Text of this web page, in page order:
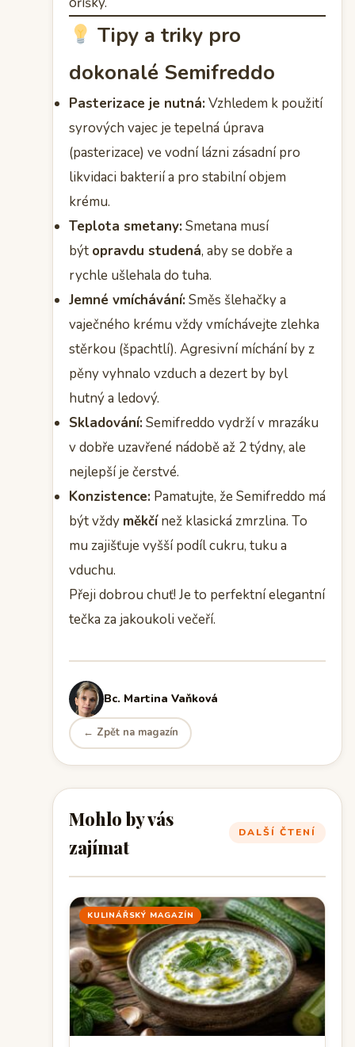
Tipy a triky pro
dokonalé Semifreddo
Pasterizace je nutná:Vzhledem k použití
syrových vajec je tepelná úprava
(pasterizace) ve vodní lázni zásadní pro
likvidaci bakterií a pro stabilní objem
krému.
Teplota smetany:Smetana musí
být opravdu studená, aby se dobře a
rychle ušlehala do tuha.
Jemné vmíchávání:Směs šlehačky a
vaječného krému vždy vmíchávejte zlehka
stěrkou (špachtlí). Agresivní míchání by z
pěny vyhnalo vzduch a dezert by byl
hutný a ledový.
Skladování:Semifreddo vydrží v mrazáku
v dobře uzavřené nádobě až 2 týdny, ale
nejlepší je čerstvé.
Konzistence: Pamatujte, že Semifreddo má
být vždy měkčínež klasická zmrzlina. To
mu zajišťuje vyšší podíl cukru, tuku a
vduchu.
Přeji dobrou chuť! Je to perfektní elegantní
tečka za jakoukoli večeří.
Bc. Martina Vaňková
← Zpět na magazín
Mohlo by vás
zajímat
DALŠÍ ČTENÍ
KULINÁŘSKÝ MAGAZÍN